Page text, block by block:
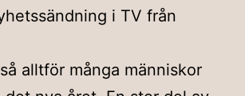
i TV från
alltför många människor